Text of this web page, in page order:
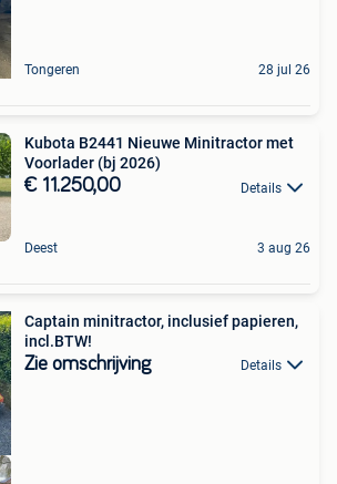
Tongeren 28 jul 26
Kubota B2441 Nieuwe Minitractor met
Voorlader (bj 2026)
€ 11.250,00 Details
Deest 3 aug 26
Captain minitractor, inclusief papieren,
incl.BTW!
Zie omschrijving Details